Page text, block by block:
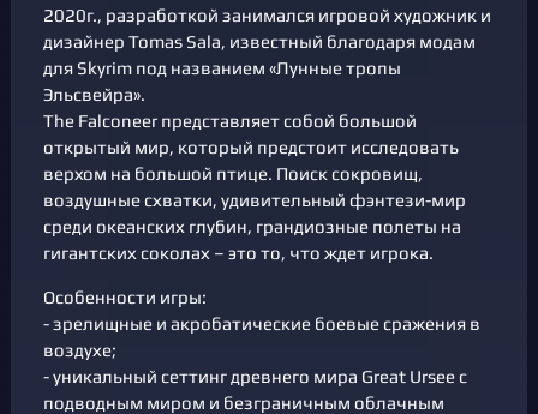
2020г., разработкой занимался игровой художник и
дизайнер Tomas Sala, известный благодаря модам
для Skyrim под названием «Лунные тропы
Эльсвейра».
The Falconeer представляет собой большой
открытый мир, который предстоит исследовать
верхом на большой птице. Поиск сокровищ,
воздушные схватки, удивительный фэнтези-мир
среди океанских глубин, грандиозные полеты на
гигантских соколах – это то, что ждет игрока.
Особенности игры:
- зрелищные и акробатические боевые сражения в
воздухе;
- уникальный сеттинг древнего мира Great Ursee с
подводным миром и безграничным облачным